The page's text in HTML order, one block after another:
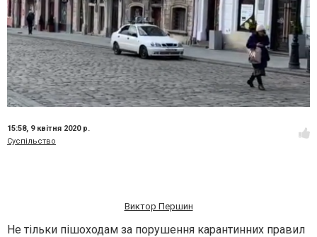
15:58, 9 квітня 2020 р.
Суспільство
Виктор Першин
Не тільки пішоходам за порушення карантинних правил